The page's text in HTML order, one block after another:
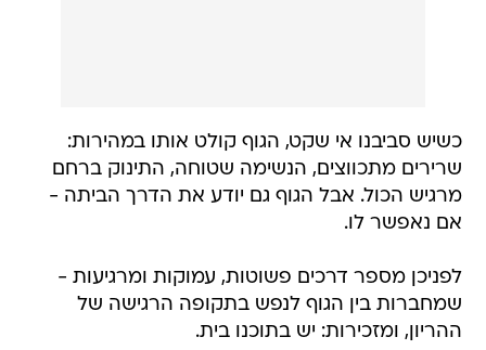
כשיש סביבנו אי שקט, הגוף קולט אותו במהירות:
שרירים מתכווצים, הנשימה שטוחה, התינוק ברחם
מרגיש הכול. אבל הגוף גם יודע את הדרך הביתה -
אם נאפשר לו.
לפניכן מספר דרכים פשוטות, עמוקות ומרגיעות -
שמחברות בין הגוף לנפש בתקופה הרגישה של
ההריון, ומזכירות: יש בתוכנו בית.